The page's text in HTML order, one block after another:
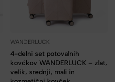
WANDERLUCK
4-delni set potovalnih
kovčkov WANDERLUCK – zlat,
velik, srednji, mali in